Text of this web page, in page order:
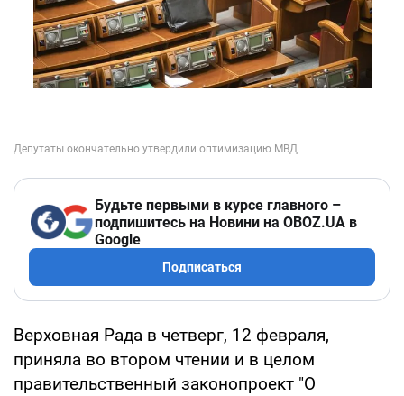
Будьте первыми в курсе главного –
подпишитесь на Новини на OBOZ.UA в
Google
Подписаться
Верховная Рада в четверг, 12 февраля,
приняла во втором чтении и в целом
правительственный законопроект "О